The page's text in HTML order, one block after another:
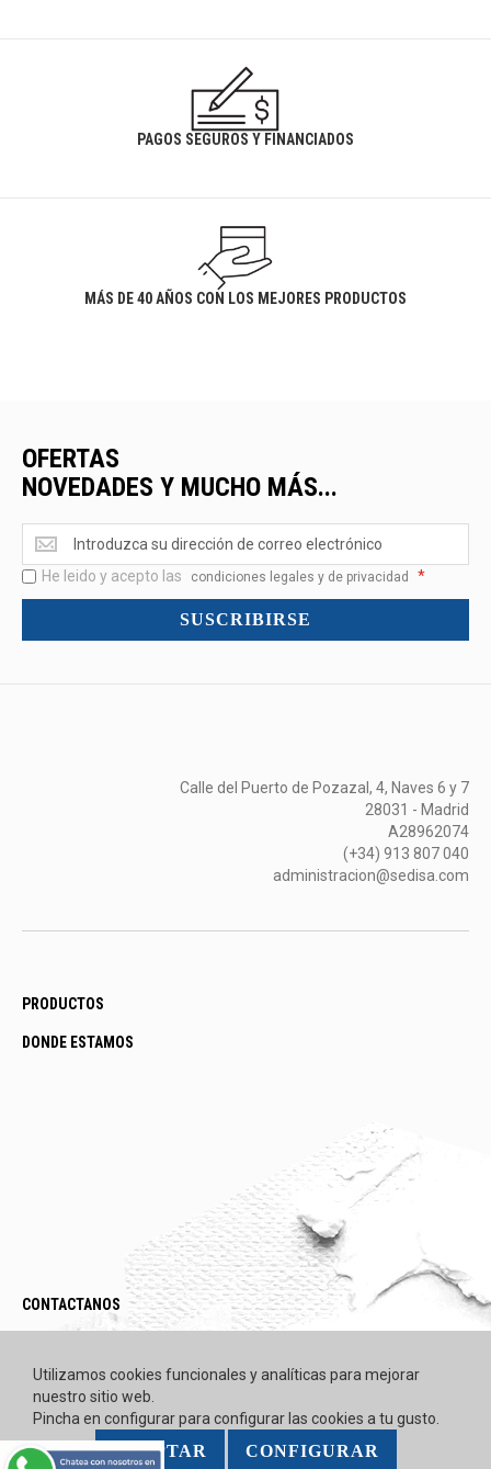
PAGOS SEGUROS Y FINANCIADOS
MÁS DE 40 AÑOS CON LOS MEJORES PRODUCTOS
OFERTAS
NOVEDADES Y MUCHO MÁS...
Ofertas
<br>Novedades
y
mucho
He leido y acepto las condiciones legales y de privacidad *
SUSCRIBIRSE
Calle del Puerto de Pozazal, 4, Naves 6 y 7
28031 - Madrid
A28962074
(+34) 913 807 040
administracion@sedisa.com
PRODUCTOS
DONDE ESTAMOS
CONTACTANOS
Utilizamos cookies funcionales y analíticas para mejorar
nuestro sitio web.
Pincha en configurar para configurar las cookies a tu gusto.
ACEPTAR CONFIGURAR